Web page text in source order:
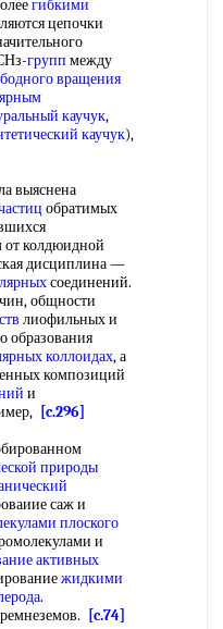
гибкими
цепочки
групп между
вращения
каучук,
каучук),
выяснена
обратимых
от колдюидной
дисциплина —
соединений.
общности
лиофильных и
коллоидах, а
композиций
и
[c.296]
природы
саж и
плоского
и
активных
жидкими
.
[c.74]